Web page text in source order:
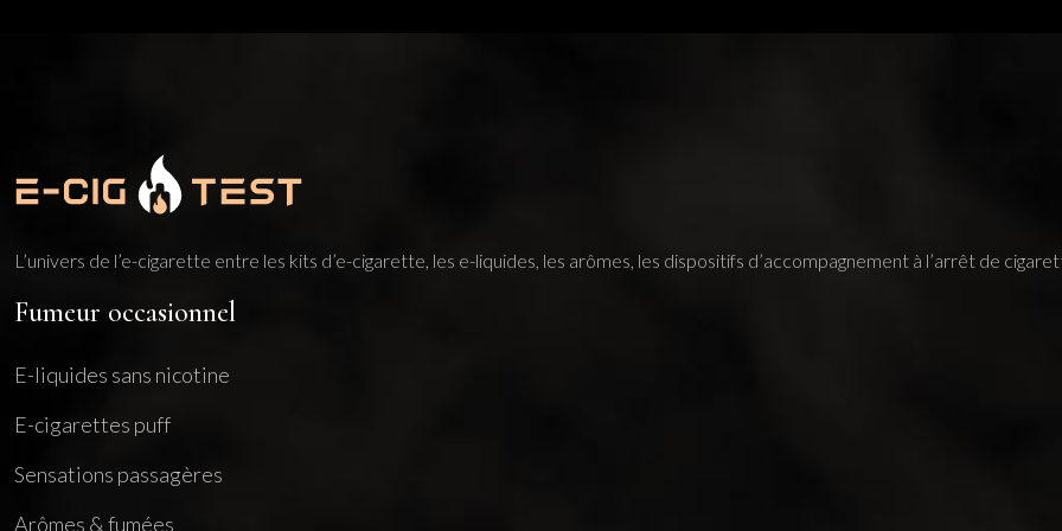
L’univers de l’e-cigarette entre les kits d’e-cigarette, les e-liquides, les arômes, les dispositifs d’accompagnement à l’arrêt de
Fumeur occasionnel
E-liquides sans nicotine
E-cigarettes puff
Sensations passagères
Arômes & fumées